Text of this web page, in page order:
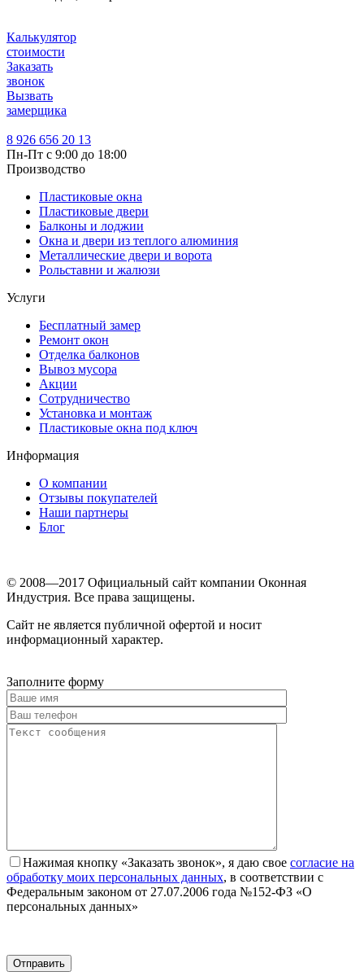
Калькулятор
стоимости
Заказать
звонок
Вызвать
замерщика
8 926 656 20 13
Пн-Пт с 9:00 до 18:00
Производство
Пластиковые окна
Пластиковые двери
Балконы и лоджии
Окна и двери из теплого алюминия
Металлические двери и ворота
Рольставни и жалюзи
Услуги
Бесплатный замер
Ремонт окон
Отделка балконов
Вывоз мусора
Акции
Сотрудничество
Установка и монтаж
Пластиковые окна под ключ
Информация
О компании
Отзывы покупателей
Наши партнеры
Блог
© 2008—2017 Официальный сайт компании Оконная
Индустрия. Все права защищены.
Сайт не является публичной офертой и носит
информационный характер.
Заполните форму
Нажимая кнопку «Заказать звонок», я даю свое согласие на
обработку моих персональных данных, в соответствии с
Федеральным законом от 27.07.2006 года №152-ФЗ «О
персональных данных»